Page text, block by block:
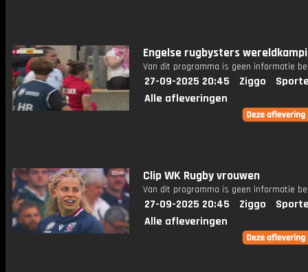
Engelse rugbysters
Van dit programma is geen informatie
27-09-2025 20:45 Ziggo
Alle afleveringen
Clip WK Rugby vrouwen
Van dit programma is geen informatie
27-09-2025 20:45 Ziggo
Alle afleveringen